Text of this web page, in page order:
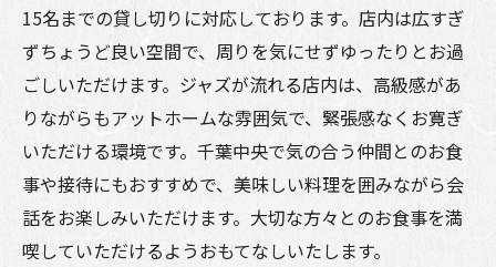
15名までの貸し切りに対応しております。店内は広すぎ
ずちょうど良い空間で、周りを気にせずゆったりとお過
ごしいただけます。ジャズが流れる店内は、高級感があ
りながらもアットホームな雰囲気で、緊張感なくお寛ぎ
いただける環境です。千葉中央で気の合う仲間とのお食
事や接待にもおすすめで、美味しい料理を囲みながら会
話をお楽しみいただけます。大切な方々とのお食事を満
喫していただけるようおもてなしいたします。